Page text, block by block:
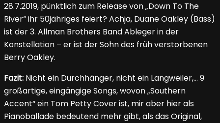
28.7.2019, pünktlich zum Release von „Down To The
River“ ihr 50jähriges feiert? Achja, Duane Oakley (Bass)
ist der 3. Allman Brothers Band Ableger in der
Konstellation – er ist der Sohn des früh verstorbenen
Berry Oakley.
Fazit: Nicht ein Durchhänger, nicht ein Langweiler,… 9
großartige, eingängige Songs, wovon „Southern
Accent“ ein Tom Petty Cover ist, mir aber hier als
Pianoballade bedeutend mehr gibt, als das Original,